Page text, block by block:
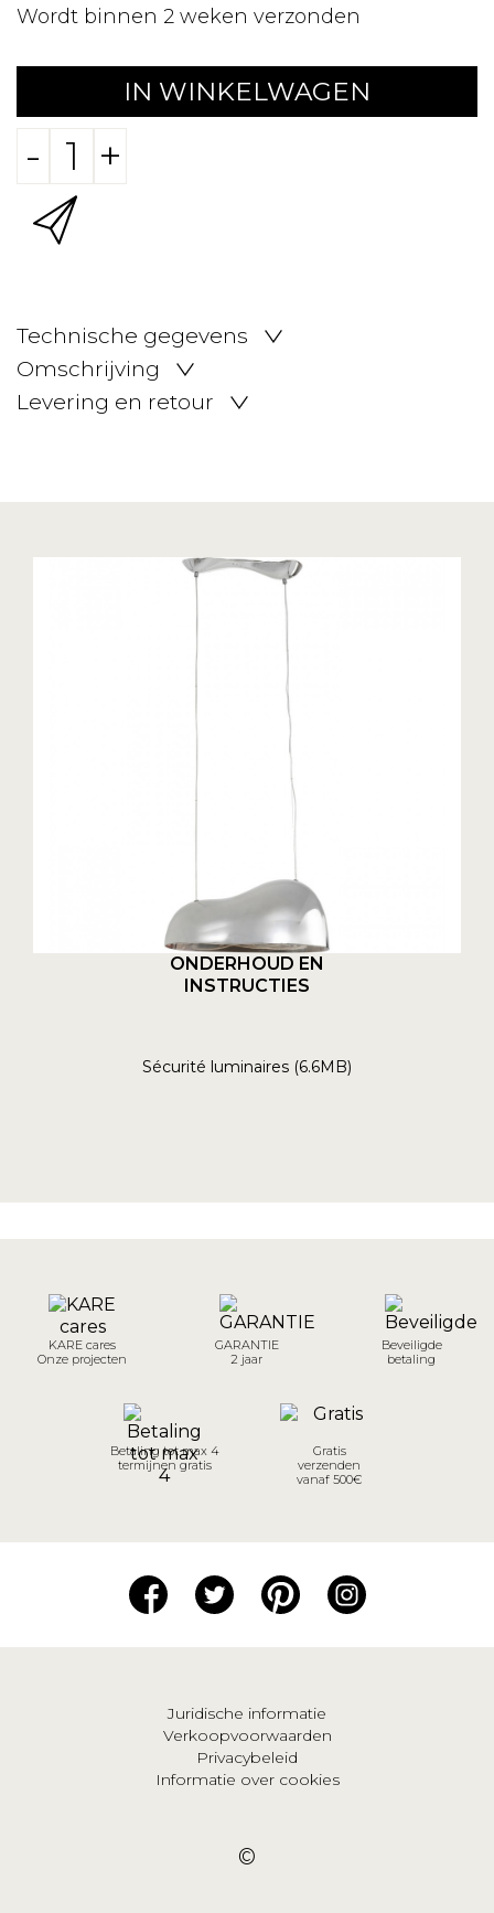
Wordt binnen 2 weken verzonden
IN WINKELWAGEN
- +
Technische gegevens
Omschrijving
Levering en retour
ONDERHOUD EN
INSTRUCTIES
Sécurité luminaires (6.6MB)
KARE cares
Onze projecten
GARANTIE
2 jaar
Beveiligde
betaling
Betaling tot max 4
termijnen gratis
Gratis
verzenden
vanaf 500€
Juridische informatie
Verkoopvoorwaarden
Privacybeleid
Informatie over cookies
©